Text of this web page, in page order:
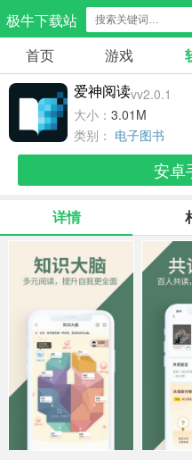
极牛下载站
应用分类
生活服务
297款应用
气象交通
84款应用
游
社交聊天
183款应用
电
新闻阅读
43款应用
金
54
系统工具
646款应用
健
53
首页 游戏
爱神阅读vv2.0.1
大小： 3.01M
类别： 电子图书
安卓
详情